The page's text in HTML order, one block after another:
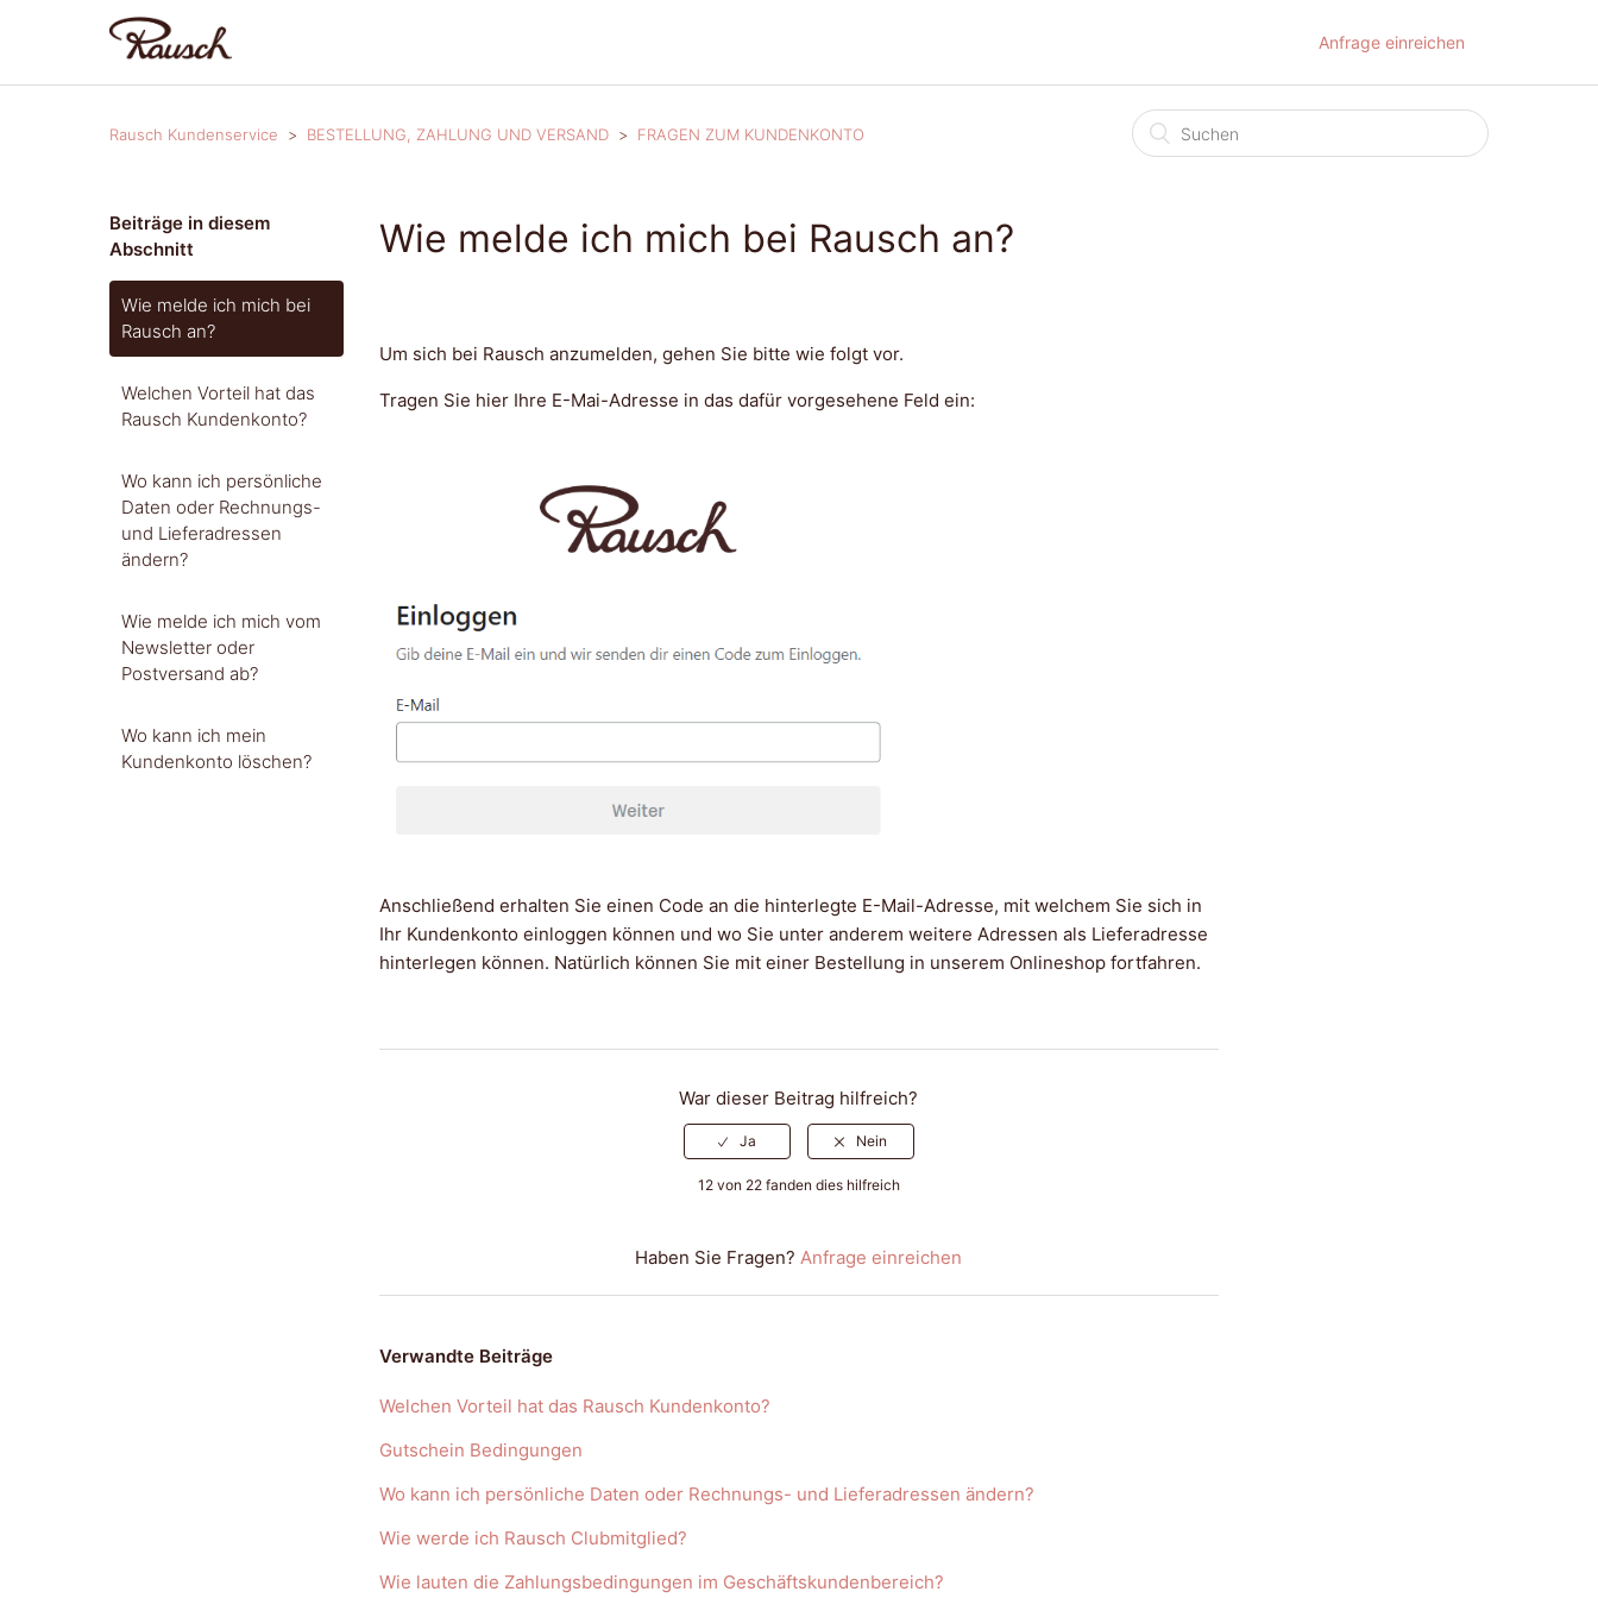
Anfrage einreichen
Rausch Kundenservice BESTELLUNG, ZAHLUNG UND VERSAND FRAGEN ZUM KUNDENKONTO
Beiträge in diesem
Abschnitt
Wie melde ich mich bei
Rausch an?
Welchen Vorteil hat das
Rausch Kundenkonto?
Wo kann ich persönliche
Daten oder Rechnungs-
und Lieferadressen
ändern?
Wie melde ich mich vom
Newsletter oder
Postversand ab?
Wo kann ich mein
Kundenkonto löschen?
Wie melde ich mich bei Rausch an?
Um sich bei Rausch anzumelden, gehen Sie bitte wie folgt vor.
Tragen Sie hier Ihre E-Mai-Adresse in das dafür vorgesehene Feld ein:
Anschließend erhalten Sie einen Code an die hinterlegte E-Mail-Adresse, mit welchem Sie sich in
Ihr Kundenkonto einloggen können und wo Sie unter anderem weitere Adressen als Lieferadresse
hinterlegen können. Natürlich können Sie mit einer Bestellung in unserem Onlineshop fortfahren.
War dieser Beitrag hilfreich?
12 von 22 fanden dies hilfreich
Haben Sie Fragen?Anfrage einreichen
Verwandte Beiträge
Welchen Vorteil hat das Rausch Kundenkonto?
Gutschein Bedingungen
Wo kann ich persönliche Daten oder Rechnungs- und Lieferadressen ändern?
Wie werde ich Rausch Clubmitglied?
Wie lauten die Zahlungsbedingungen im Geschäftskundenbereich?